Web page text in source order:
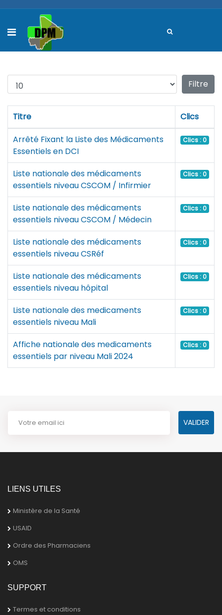
Affichage # Filtre
Titre
Clics
Arrêté Fixant la Liste des Médicaments
Essentiels en DCI
Clics : 0
Liste nationale des médicaments
essentiels niveau CSCOM / Infirmier
Clics : 0
Liste nationale des médicaments
essentiels niveau CSCOM / Médecin
Clics : 0
Liste nationale des médicaments
essentiels niveau CSRéf
Clics : 0
Liste nationale des médicaments
essentiels niveau hôpital
Clics : 0
Liste nationale des medicaments
essentiels niveau Mali
Clics : 0
Affiche nationale des medicaments
essentiels par niveau Mali 2024
Clics : 0
LIENS UTILES
Ministère de la Santé
USAID
Ordre des Pharmaciens
OMS
SUPPORT
Termes et conditions